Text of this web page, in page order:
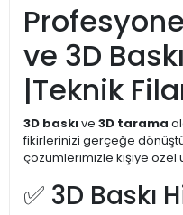
ve 3D
|Teknik
3D baskıve 3D tarama
fikirlerinizi gerçeğe
çözümlerimizle kişiye özel
✅ 3D Baskı